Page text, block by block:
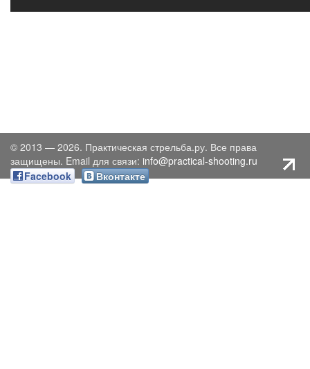
© 2013 — 2026. Практическая стрельба.ру. Все права
защищены. Email для связи: info@practical-shooting.ru
Facebook
Вконтакте